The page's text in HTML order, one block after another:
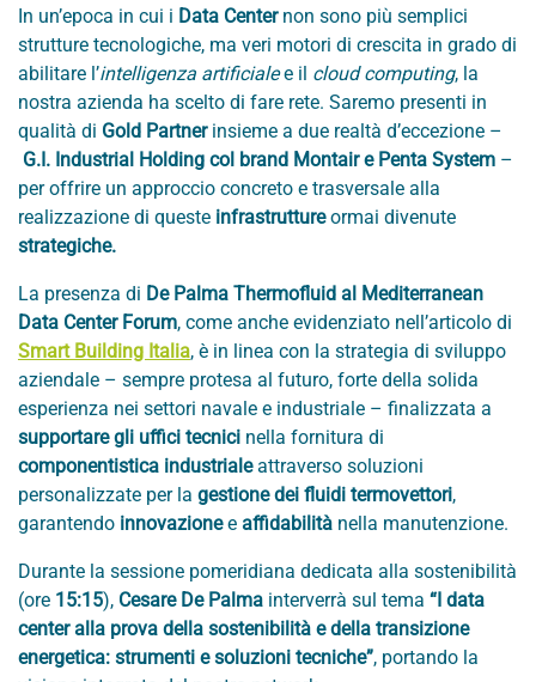
In un’epoca in cui i Data Centernon sono più semplici
strutture tecnologiche, ma veri motori di crescita in grado di
abilitare l’intelligenza artificialee il cloud computing, la
nostra azienda ha scelto di fare rete. Saremo presenti in
qualità di Gold Partner insieme a due realtà d’eccezione –
G.I. Industrial Holding col brand Montair e Penta System –
per offrire un approccio concreto e trasversale alla
realizzazione di queste infrastruttureormai divenute
strategiche.
La presenza di De Palma Thermofluid al Mediterranean
Data Center Forum, come anche evidenziato nell’articolo di
Smart Building Italia, è in linea con la strategia di sviluppo
aziendale – sempre protesa al futuro, forte della solida
esperienza nei settori navale e industriale – finalizzata a
supportare gli uffici tecnici nella fornitura di
componentistica industrialeattraverso soluzioni
personalizzate per la gestione dei fluidi termovettori,
garantendo innovazionee affidabilità nella manutenzione.
Durante la sessione pomeridiana dedicata alla sostenibilità
(ore 15:15), Cesare De Palma interverrà sul tema “I data
center alla prova della sostenibilità e della transizione
energetica: strumenti e soluzioni tecniche”, portando la